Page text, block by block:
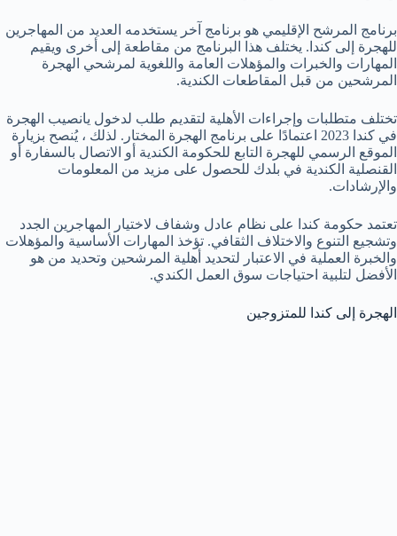
برنامج المرشح الإقليمي هو برنامج آخر يستخدمه العديد من المهاجرين
للهجرة إلى كندا. يختلف هذا البرنامج من مقاطعة إلى أخرى ويقيم
المهارات والخبرات والمؤهلات العامة واللغوية لمرشحي الهجرة
المرشحين من قبل المقاطعات الكندية.
تختلف متطلبات وإجراءات الأهلية لتقديم طلب لدخول يانصيب الهجرة
في كندا 2023 اعتمادًا على برنامج الهجرة المختار. لذلك ، يُنصح بزيارة
الموقع الرسمي للهجرة التابع للحكومة الكندية أو الاتصال بالسفارة أو
القنصلية الكندية في بلدك للحصول على مزيد من المعلومات
والإرشادات.
تعتمد حكومة كندا على نظام عادل وشفاف لاختيار المهاجرين الجدد
وتشجيع التنوع والاختلاف الثقافي. تؤخذ المهارات الأساسية والمؤهلات
والخبرة العملية في الاعتبار لتحديد أهلية المرشحين وتحديد من هو
الأفضل لتلبية احتياجات سوق العمل الكندي.
الهجرة إلى كندا للمتزوجين